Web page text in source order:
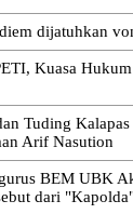
dijatuhkan
Kuasa
Tuding
Arif Nasution
BEM UBK
dari